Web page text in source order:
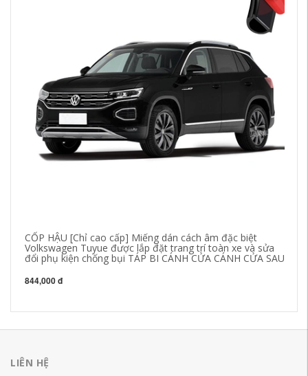
CỐP HẬU [Chỉ cao cấp] Miếng dán cách âm đặc biệt
Volkswagen Tuyue được lắp đặt trang trí toàn xe và sửa
đổi phụ kiện chống bụi TÁP BI CÁNH CỬA CÁNH CỬA SAU
844,000 đ
LIÊN HỆ